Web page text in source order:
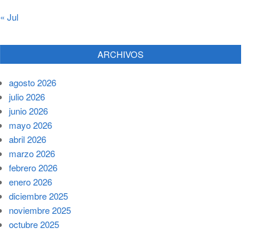
« Jul
ARCHIVOS
agosto 2026
julio 2026
junio 2026
mayo 2026
abril 2026
marzo 2026
febrero 2026
enero 2026
diciembre 2025
noviembre 2025
octubre 2025